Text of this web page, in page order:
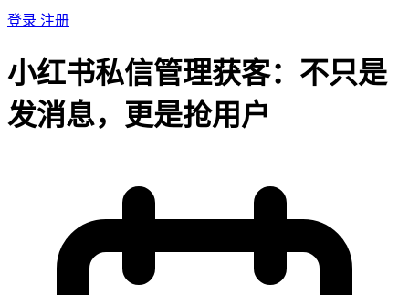
登录 注册
小红书私信管理获客：不只是
发消息，更是抢用户